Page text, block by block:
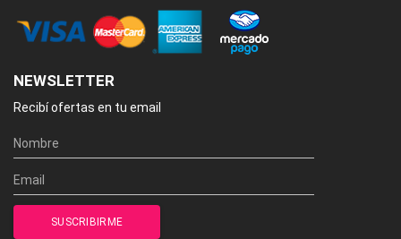
NEWSLETTER
Recibí ofertas en tu email